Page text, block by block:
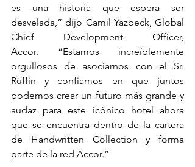
es una historia que espera ser
desvelada,” dijo Camil Yazbeck, Global
Chief Development Officer,
Accor. “Estamos increíblemente
orgullosos de asociarnos con el Sr.
Ruffin y confiamos en que juntos
podemos crear un futuro más grande y
audaz para este icónico hotel ahora
que se encuentra dentro de la cartera
de Handwritten Collection y forma
parte de la red Accor.”